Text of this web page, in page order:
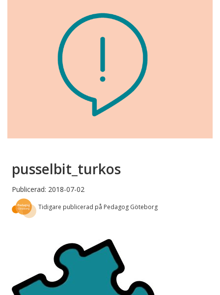
pusselbit_turkos
Publicerad: 2018-07-02
Tidigare publicerad på Pedagog Göteborg